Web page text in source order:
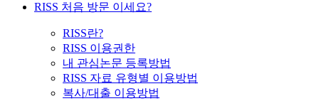
RISS 처음 방문 이세요?
RISS란?
RISS 이용권한
내 관심논문 등록방법
RISS 자료 유형별 이용방법
복사/대출 이용방법